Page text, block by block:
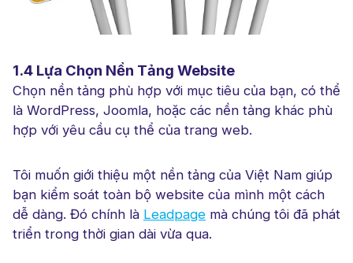
1.4 Lựa Chọn Nền Tảng Website
Chọn nền tảng phù hợp với mục tiêu của bạn, có thể
là WordPress, Joomla, hoặc các nền tảng khác phù
hợp với yêu cầu cụ thể của trang web.
Tôi muốn giới thiệu một nền tảng của Việt Nam giúp
bạn kiểm soát toàn bộ website của mình một cách
dễ dàng. Đó chính là Leadpage mà chúng tôi đã phát
triển trong thời gian dài vừa qua.